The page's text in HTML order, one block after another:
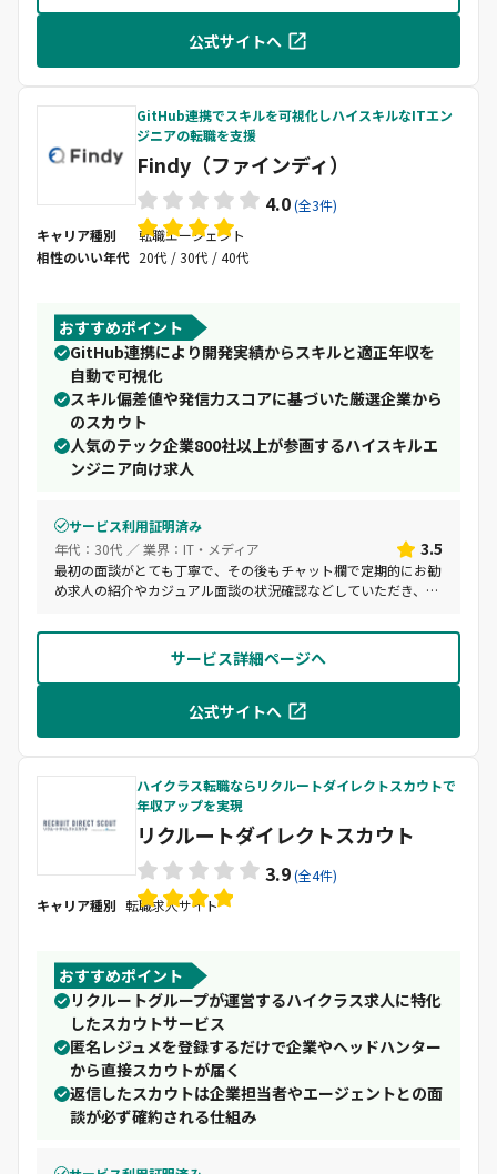
公式サイトへ
GitHub連携でスキルを可視化しハイスキルなITエン
ジニアの転職を支援
Findy（ファインディ）
4.0(全3件)
キャリア種別
転職エージェント
相性のいい年代 20代 / 30代 / 40代
おすすめポイント
GitHub連携により開発実績からスキルと適正年収を
自動で可視化
スキル偏差値や発信力スコアに基づいた厳選企業から
のスカウト
人気のテック企業800社以上が参画するハイスキルエ
ンジニア向け求人
サービス利用証明済み
年代：30代 ／ 業界：IT・メディア
3.5
最初の面談がとても丁寧で、その後もチャット欄で定期的にお勧
め求人の紹介やカジュアル面談の状況確認などしていただき、好
策や、選考を受けた人からの対策アドバイスなどを共有していた
だけるともっといいと思います。
サービス詳細ページへ
公式サイトへ
ハイクラス転職ならリクルートダイレクトスカウトで
年収アップを実現
リクルートダイレクトスカウト
3.9(全4件)
キャリア種別 転職求人サイト
おすすめポイント
リクルートグループが運営するハイクラス求人に特化
したスカウトサービス
匿名レジュメを登録するだけで企業やヘッドハンター
から直接スカウトが届く
返信したスカウトは企業担当者やエージェントとの面
談が必ず確約される仕組み